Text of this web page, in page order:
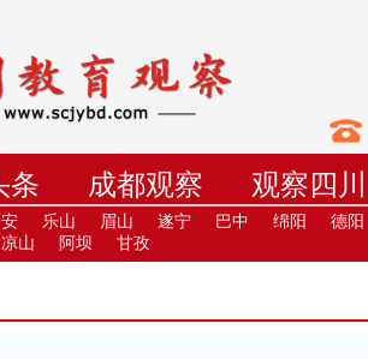
条 成都观察 观察四川
职教 高校 社教
乐山 眉山 遂宁 巴中 绵阳 德阳
凉山 阿坝 甘孜